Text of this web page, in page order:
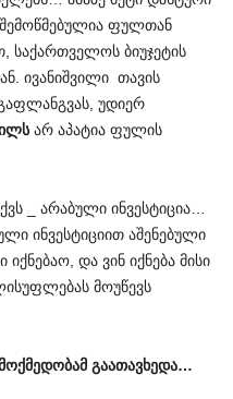
შემოწმებულია ფულთან
საქართველოს ბიუჯეტის
ივანიშვილი თავის
უდიერ
არ აპატია ფულის
_ არაბული ინვესტიცია…
ინვესტიციით აშენებული
და ვინ იქნება მისი
მოუწევს
გაათავხედა…